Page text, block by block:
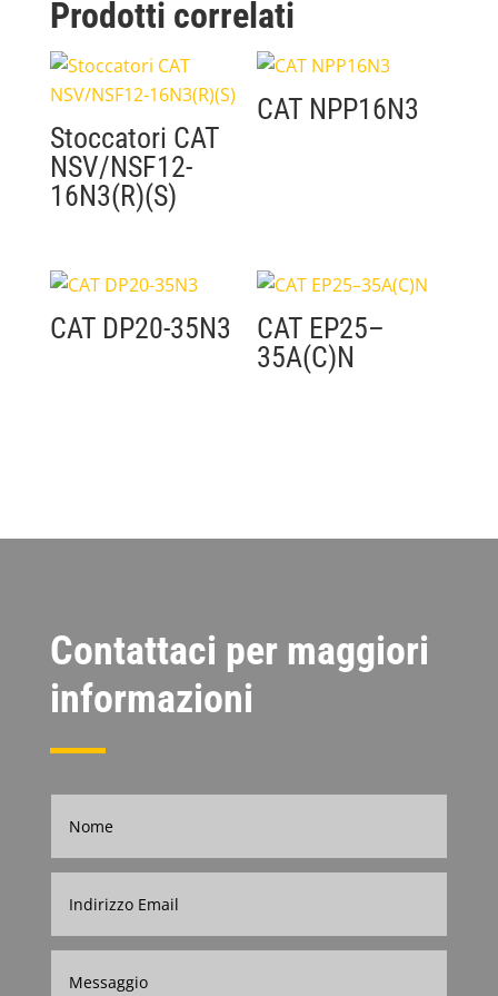
Prodotti correlati
Stoccatori CAT
NSV/NSF12-
16N3(R)(S)
CAT NPP16N3
CAT DP20-35N3
CAT EP25–
35A(C)N
Contattaci per maggiori
informazioni